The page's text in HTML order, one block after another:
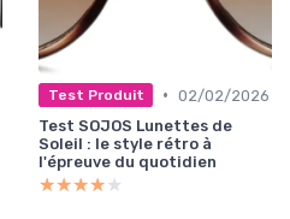
Test Produit • 02/02/2026
Test SOJOS Lunettes de
Soleil : le style rétro à
l'épreuve du quotidien
★★★★★
★★★★★